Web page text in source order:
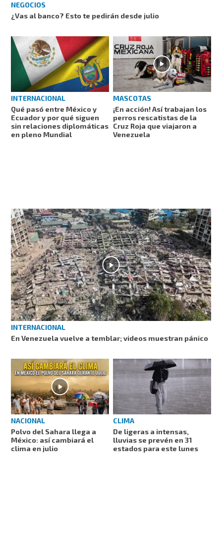
NEGOCIOS
¿Vas al banco? Esto te pedirán desde julio
INTERNACIONAL
Qué pasó entre México y
Ecuador y por qué siguen
sin relaciones diplomáticas
en pleno Mundial
MASCOTAS
¡En acción! Así trabajan los
perros rescatistas de la
Cruz Roja que viajaron a
Venezuela
INTERNACIONAL
En Venezuela vuelve a temblar; videos muestran pánico
NACIONAL
Polvo del Sahara llega a
México: así cambiará el
clima en julio
CLIMA
De ligeras a intensas,
lluvias se prevén en 31
estados para este lunes